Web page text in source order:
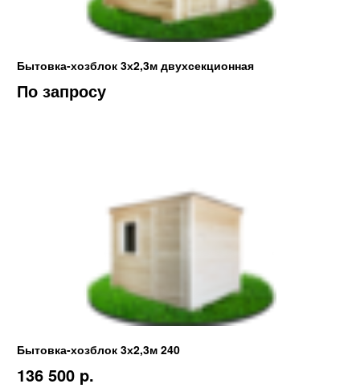
Бытовка-хозблок 3х2,3м двухсекционная
По запросу
Бытовка-хозблок 3х2,3м 240
136 500 p.